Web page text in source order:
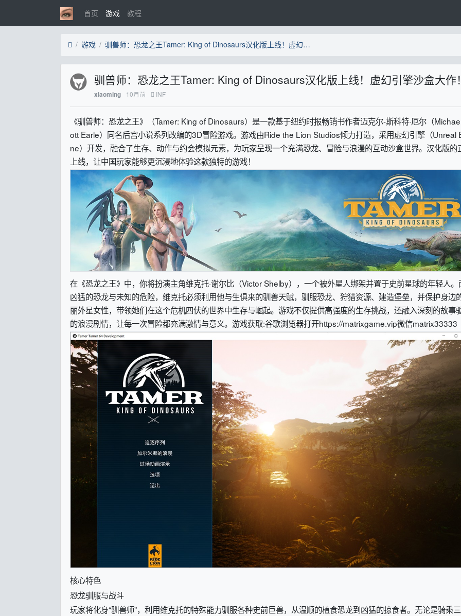
首页 游戏 教程
游戏 驯兽师：恐龙之王Tamer: King of Dinosaurs汉化版上线！虚幻引擎沙盒大作！
驯兽师：恐龙之王Tamer: King of Dinosaurs汉化版上线！虚幻引擎沙盒大作
xiaoming 10月前 INF
《驯兽师：恐龙之王》（Tamer: King of Dinosaurs）是一款基于纽约时报畅销书作者迈克尔-斯科特·厄尔（
ott Earle）同名后宫小说系列改编的3D冒险游戏。游戏由Ride the Lion Studios倾力打造，采用虚幻引擎（Unreal
ne）开发，融合了生存、动作与约会模拟元素，为玩家呈现一个充满恐龙、冒险与浪漫的互动沙盒世界。汉化版的
上线，让中国玩家能够更沉浸地体验这款独特的游戏！
在《恐龙之王》中，你将扮演主角维克托·谢尔比（Victor Shelby），一个被外星人绑架并置于史前星球的年轻人。
凶猛的恐龙与未知的危险，维克托必须利用他与生俱来的驯兽天赋，驯服恐龙、狩猎资源、建造堡垒，并保护身边
丽外星女性，带领她们在这个危机四伏的世界中生存与崛起。游戏不仅提供高强度的生存挑战，还融入深刻的故事
的浪漫剧情，让每一次冒险都充满激情与意义。 游戏获取:谷歌浏览器打开https://matrixgame.vip微信matrix33333
核心特色
恐龙驯服与战斗
玩家将化身“驯兽师”，利用维克托的特殊能力驯服各种史前巨兽，从温顺的植食恐龙到凶猛的掠食者。无论是骑乘